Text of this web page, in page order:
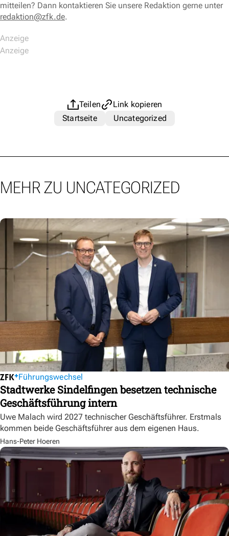
mitteilen? Dann kontaktieren Sie unsere Redaktion gerne unter
redaktion@zfk.de.
Teilen
Link kopieren
Startseite
Uncategorized
MEHR ZU UNCATEGORIZED
Führungswechsel
Stadtwerke Sindelfingen besetzen technische
Geschäftsführung intern
Uwe Malach wird 2027 technischer Geschäftsführer. Erstmals
kommen beide Geschäftsführer aus dem eigenen Haus.
Hans-Peter Hoeren